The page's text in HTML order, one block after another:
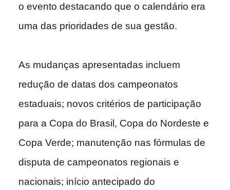
o evento destacando que o calendário era
uma das prioridades de sua gestão.
As mudanças apresentadas incluem
redução de datas dos campeonatos
estaduais; novos critérios de participação
para a Copa do Brasil, Copa do Nordeste e
Copa Verde; manutenção nas fórmulas de
disputa de campeonatos regionais e
nacionais; início antecipado do